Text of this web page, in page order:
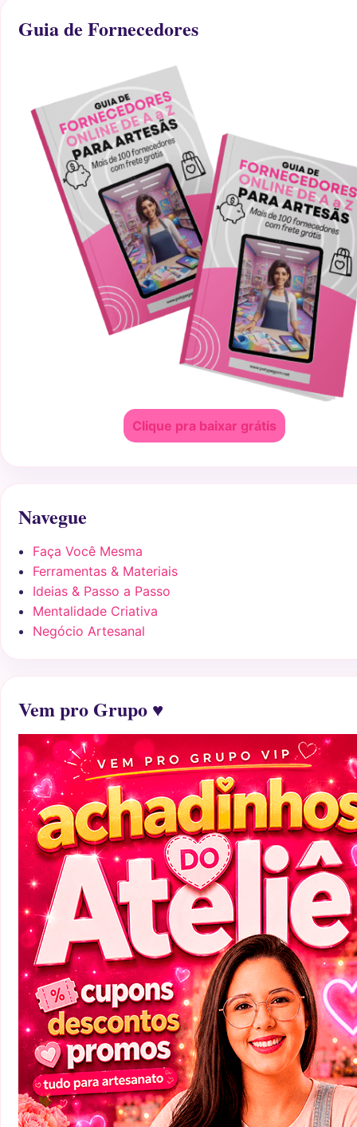
Guia de Fornecedores
Clique pra baixar grátis
Navegue
Faça Você Mesma
Ferramentas & Materiais
Ideias & Passo a Passo
Mentalidade Criativa
Negócio Artesanal
Vem pro Grupo ♥